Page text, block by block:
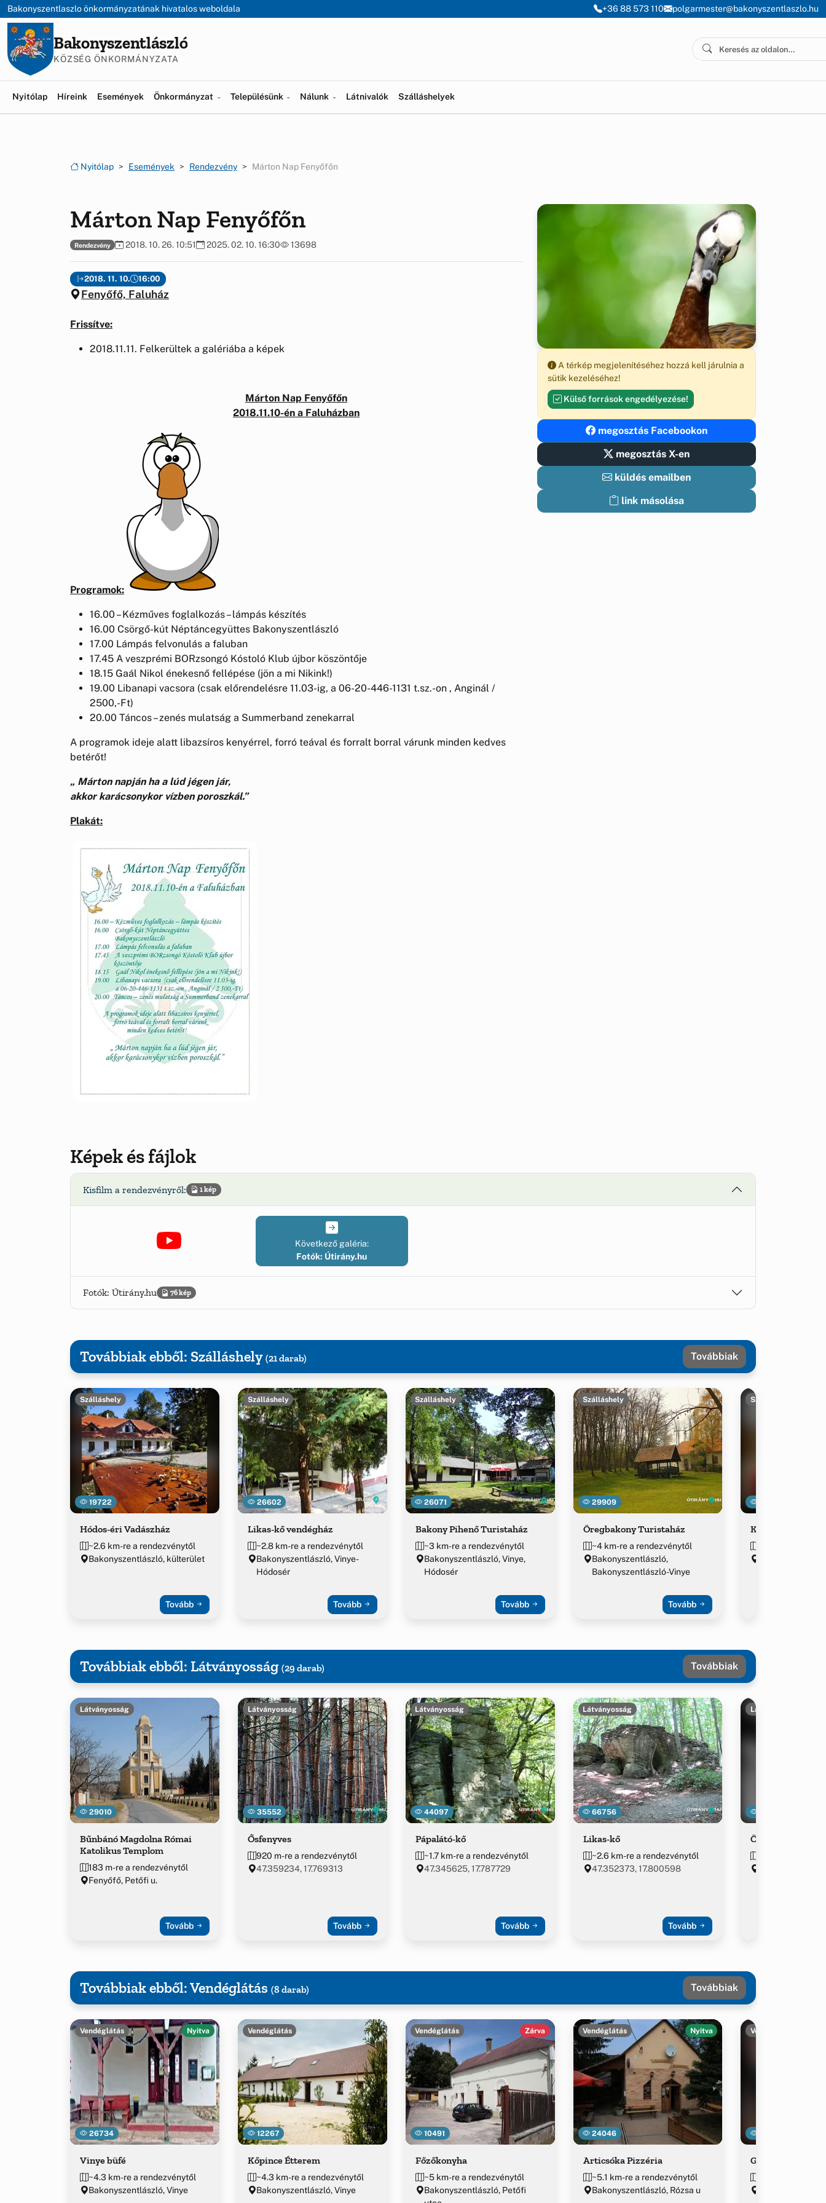
Ugrás a menüre
Ugrás a tartalomra
Bakonyszentlaszlo önkormányzatának hivatalos weboldala +36 88 573 110 polgarmester@bakonyszentlaszlo.hu
Bakonyszentlászló
KÖZSÉG ÖNKORMÁNYZATA
Nyitólap Híreink Események Önkormányzat Településünk Nálunk Látnivalók Szálláshelyek
Nyitólap Események Rendezvény Márton Nap Fenyőfőn
Márton Nap Fenyőfőn
Rendezvény 2018. 10. 26. 10:51 2025. 02. 10. 16:30 13698
2018. 11. 10. 16:00
Fenyőfő, Faluház
Frissítve:
2018.11.11. Felkerültek a galériába a képek
Márton Nap Fenyőfőn
2018.11.10-én a Faluházban
Programok:
16.00 – Kézműves foglalkozás – lámpás készítés
16.00 Csörgő-kút Néptáncegyüttes Bakonyszentlászló
17.00 Lámpás felvonulás a faluban
17.45 A veszprémi BORzsongó Kóstoló Klub újbor köszöntője
18.15 Gaál Nikol énekesnő fellépése (jön a mi Nikink!)
19.00 Libanapi vacsora (csak előrendelésre 11.03-ig, a 06-20-446-1131 t.sz.-on , Anginál /
2500,-Ft)
20.00 Táncos – zenés mulatság a Summerband zenekarral
A programok ideje alatt libazsíros kenyérrel, forró teával és forralt borral várunk minden kedves
betérőt!
„ Márton napján ha a lúd jégen jár,
akkor karácsonykor vízben poroszkál.”
Plakát:
A térkép megjelenítéséhez hozzá kell járulnia a
sütik kezeléséhez!
Külső források engedélyezése!
megosztás Facebookon
megosztás X-en
küldés emailben
link másolása
Képek és fájlok
Kisfilm a rendezvényről: 1 kép
Következő galéria:
Fotók: Útirány.hu
Fotók: Útirány.hu 76 kép
Továbbiak ebből: Szálláshely (21 darab) Továbbiak
19722
Szálláshely
Hódos-éri Vadászház
~2.6 km-re a rendezvénytől
Bakonyszentlászló, külterület
Tovább
26602
Szálláshely
Likas-kő vendégház
~2.8 km-re a rendezvénytől
Bakonyszentlászló, Vinye-
Hódosér
Tovább
26071
Szálláshely
Bakony Pihenő Turistaház
~3 km-re a rendezvénytől
Bakonyszentlászló, Vinye,
Hódosér
Tovább
29909
Szálláshely
Öregbakony Turistaház
~4 km-re a rendezvénytől
Bakonyszentlászló,
Bakonyszentlászló-Vinye
Tovább
Szálláshely
Kőpince Fogadó
Továbbiak ebből: Látványosság (29 darab) Továbbiak
29010
Látványosság
Bűnbánó Magdolna Római
Katolikus Templom
183 m-re a rendezvénytől
Fenyőfő, Petőfi u.
Tovább
35552
Látványosság
Ősfenyves
920 m-re a rendezvénytől
47.359234, 17.769313
Tovább
44097
Látványosság
Pápalátó-kő
~1.7 km-re a rendezvénytől
47.345625, 17.787729
Tovább
66756
Látványosság
Likas-kő
~2.6 km-re a rendezvénytől
47.352373, 17.800598
Tovább
Látványosság
Öreg Tölgy
Továbbiak ebből: Vendéglátás (8 darab) Továbbiak
26734
Vendéglátás Nyitva
Vinye büfé
~4.3 km-re a rendezvénytől
Bakonyszentlászló, Vinye
12267
Vendéglátás
Kőpince Étterem
~4.3 km-re a rendezvénytől
Bakonyszentlászló, Vinye
10491
Vendéglátás Zárva
Főzőkonyha
~5 km-re a rendezvénytől
Bakonyszentlászló, Petőfi
24046
Vendéglátás Nyitva
Articsóka Pizzéria
~5.1 km-re a rendezvénytől
Bakonyszentlászló, Rózsa u
Vendéglátás
Gergő Büfé